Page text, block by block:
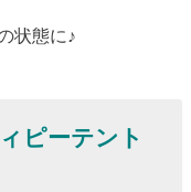
状態に♪
ピーテント